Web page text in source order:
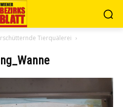
Tierquälerei